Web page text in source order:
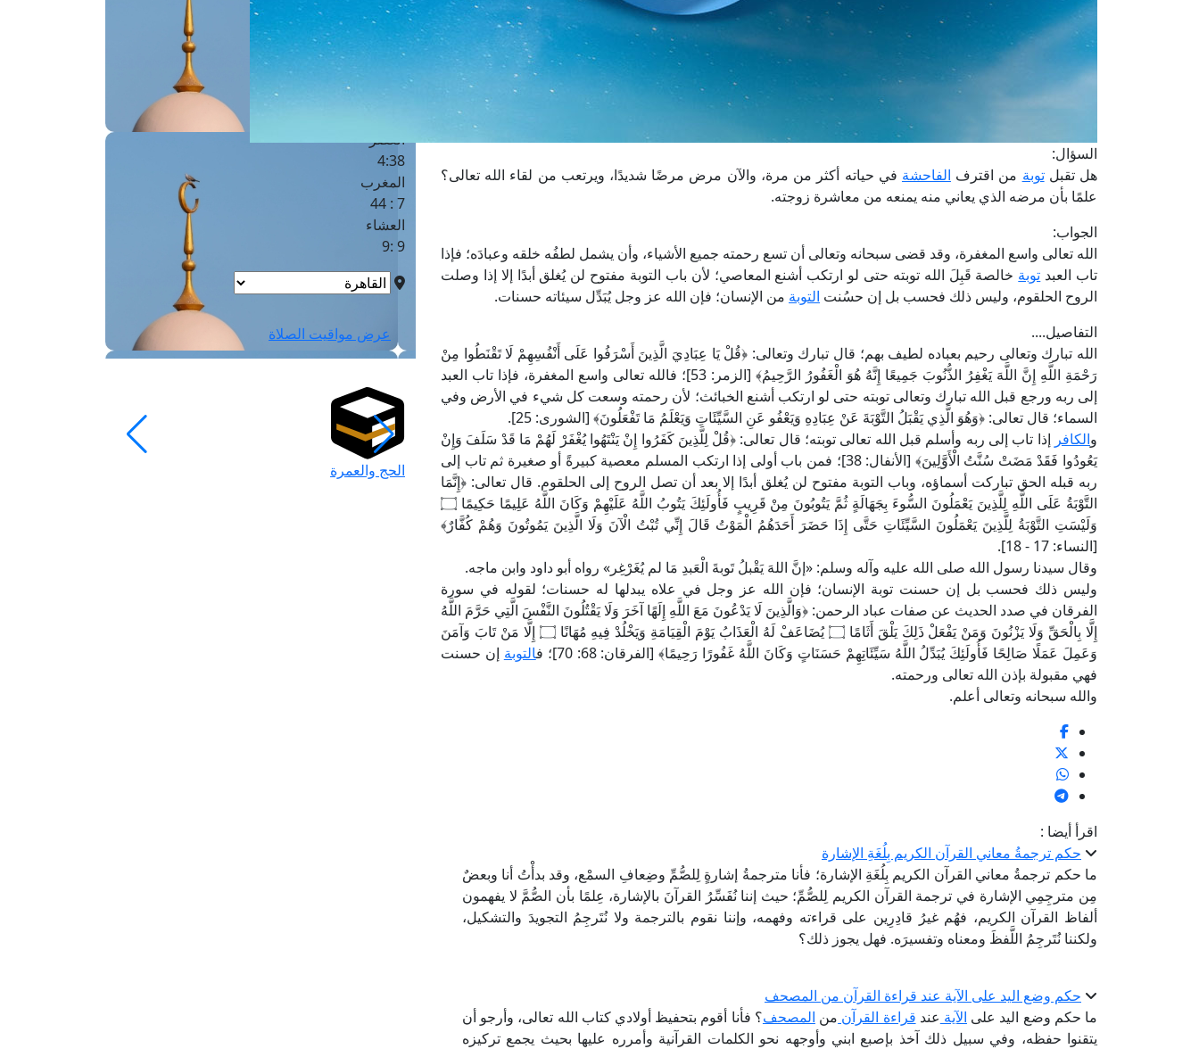
السؤال:
هل تقبلتوبة من اقترف الفاحشة في حياته أكثر من مرة، والآن مرض مرضًا شديدًا، ويرتعب من لقاء الله تعالى؟
علمًا بأن مرضه الذي يعاني منه يمنعه من معاشرة زوجته.
الجواب:
الله تعالى واسع المغفرة، وقد قضى سبحانه وتعالى أن تسع رحمته جميع الأشياء، وأن يشمل لطفُه خلقه وعبادَه؛ فإذا
تاب العبد توبة خالصة قَبِلَ الله توبته حتى لو ارتكب أشنع المعاصي؛ لأن باب التوبة مفتوح لن يُغلق أبدًا إلا إذا وصلت
الروح الحلقوم، وليس ذلك فحسب بل إن حسُنت التوبة من الإنسان؛ فإن الله عز وجل يُبَدِّل سيئاته حسنات.
التفاصيل....
الله تبارك وتعالى رحيم بعباده لطيف بهم؛ قال تبارك وتعالى: ﴿قُلْ يَا عِبَادِيَ الَّذِينَ أَسْرَفُوا عَلَى أَنْفُسِهِمْ لَا تَقْنَطُوا مِنْ
رَحْمَةِ اللَّهِ إِنَّ اللَّهَ يَغْفِرُ الذُّنُوبَ جَمِيعًا إِنَّهُ هُوَ الْغَفُورُ الرَّحِيمُ﴾ [الزمر: 53]؛ فالله تعالى واسع المغفرة، فإذا تاب العبد
إلى ربه ورجع قبل الله تبارك وتعالى توبته حتى لو ارتكب أشنع الخبائث؛ لأن رحمته وسعت كل شيء في الأرض وفي
السماء؛ قال تعالى: ﴿وَهُوَ الَّذِي يَقْبَلُ التَّوْبَةَ عَنْ عِبَادِهِ وَيَعْفُو عَنِ السَّيِّئَاتِ وَيَعْلَمُ مَا تَفْعَلُونَ﴾ [الشورى: 25].
والكافر إذا تاب إلى ربه وأسلم قبل الله تعالى توبته؛ قال تعالى: ﴿قُلْ لِلَّذِينَ كَفَرُوا إِنْ يَنْتَهُوا يُغْفَرْ لَهُمْ مَا قَدْ سَلَفَ وَإِنْ
يَعُودُوا فَقَدْ مَضَتْ سُنَّتُ الْأَوَّلِينَ﴾ [الأنفال: 38]؛ فمن باب أولى إذا ارتكب المسلم معصية كبيرةً أو صغيرة ثم تاب إلى
ربه قبله الحق تباركت أسماؤه، وباب التوبة مفتوح لن يُغلق أبدًا إلا بعد أن تصل الروح إلى الحلقوم. قال تعالى: ﴿إِنَّمَا
التَّوْبَةُ عَلَى اللَّهِ لِلَّذِينَ يَعْمَلُونَ السُّوءَ بِجَهَالَةٍ ثُمَّ يَتُوبُونَ مِنْ قَرِيبٍ فَأُولَئِكَ يَتُوبُ اللَّهُ عَلَيْهِمْ وَكَانَ اللَّهُ عَلِيمًا حَكِيمًا ۝
وَلَيْسَتِ التَّوْبَةُ لِلَّذِينَ يَعْمَلُونَ السَّيِّئَاتِ حَتَّى إِذَا حَضَرَ أَحَدَهُمُ الْمَوْتُ قَالَ إِنِّي تُبْتُ الْآنَ وَلَا الَّذِينَ يَمُوتُونَ وَهُمْ كُفَّارٌ﴾
[النساء: 17 - 18].
وقال سيدنا رسول الله صلى الله عليه وآله وسلم: «إنَّ اللهَ يَقْبلُ تَوبةَ الْعَبدِ مَا لم يُغَرْغِر» رواه أبو داود وابن ماجه.
وليس ذلك فحسب بل إن حسنت توبة الإنسان؛ فإن الله عز وجل في علاه يبدلها له حسنات؛ لقوله في سورة
الفرقان في صدد الحديث عن صفات عباد الرحمن: ﴿وَالَّذِينَ لَا يَدْعُونَ مَعَ اللَّهِ إِلَهًا آخَرَ وَلَا يَقْتُلُونَ النَّفْسَ الَّتِي حَرَّمَ اللَّهُ
إِلَّا بِالْحَقِّ وَلَا يَزْنُونَ وَمَنْ يَفْعَلْ ذَلِكَ يَلْقَ أَثَامًا ۝ يُضَاعَفْ لَهُ الْعَذَابُ يَوْمَ الْقِيَامَةِ وَيَخْلُدْ فِيهِ مُهَانًا ۝ إِلَّا مَنْ تَابَ وَآمَنَ
وَعَمِلَ عَمَلًا صَالِحًا فَأُولَئِكَ يُبَدِّلُ اللَّهُ سَيِّئَاتِهِمْ حَسَنَاتٍ وَكَانَ اللَّهُ غَفُورًا رَحِيمًا﴾ [الفرقان: 68: 70]؛ ف
التوبة إن حسنت
فهي مقبولة بإذن الله تعالى ورحمته.
والله سبحانه وتعالى أعلم.
اقرأ أيضا :
حكم ترجمةُ معاني القرآن الكريم بِلُغَةِ الإشارة
ما حكم ترجمةُ معاني القرآن الكريم بِلُغَةِ الإشارة؛ فأنا مترجمةُ إشارةٍ لِلصُّمِّ وضِعافِ السمْع، وقد بدأْتُ أنا وبعضٌ
مِن مترجِمِي الإشارة في ترجمة القرآن الكريم لِلصُّمِّ؛ حيث إننا نُفَسِّرُ القرآنَ بالإشارة، عِلمًا بأن الصُّمَّ لا يفهمون
ألفاظ القرآن الكريم، فهُم غيرُ قادِرِين على قراءته وفهمه، وإننا نقوم بالترجمة ولا نُتَرجِمُ التجويدَ والتشكيل،
ولكننا نُتَرجِمُ اللَّفظَ ومعناه وتفسيرَه. فهل يجوز ذلك؟
حكم وضع اليد على الآية عند قراءة القرآن من المصحف
ما حكم وضع اليد على الآية عند قراءة القرآن من المصحف؟ فأنا أقوم بتحفيظ أولادي كتاب الله تعالى، وأرجو أن
يتقنوا حفظه، وفي سبيل ذلك آخذ بإصبع ابني وأوجهه نحو الكلمات القرآنية وأمرره عليها بحيث يجمع تركيزه
الفجر
4 :41
الشروق
العصر
4:38
المغرب
7 : 44
العشاء
9 :9
عرض مواقيت الصلاة
الحج والعمرة